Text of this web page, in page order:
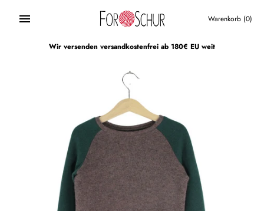
Warenkorb (0)
Wir versenden versandkostenfrei ab 180€ EU weit